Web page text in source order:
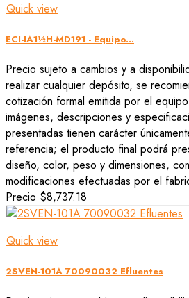
Quick view
ECI-IA1½H-MD191 - Equipo...
Precio sujeto a cambios y a
realizar cualquier depósito, se
cotización formal emitida por el
imágenes, descripciones y
presentadas tienen carácter
referencia; el producto final podrá
diseño, color, peso y dimensiones,
modificaciones efectuadas por el
Precio $8,737.18
Quick view
2SVEN-101A 70090032 Efluentes